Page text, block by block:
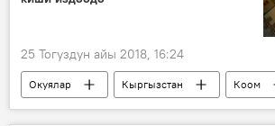
25 Тогуздун айы 2018, 16:24
Окуялар Кыргызстан
Коом
Жаңылыктар
Бишкек